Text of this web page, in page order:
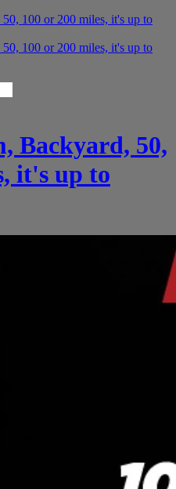
100 or 200 miles, it's up to
100 or 200 miles, it's up to
Backyard, 50,
it's up to